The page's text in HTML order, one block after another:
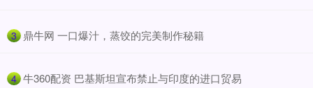
3 ​鼎牛网 一口爆汁，蒸饺的完美制作秘籍
4 ​牛360配资 巴基斯坦宣布禁止与印度的进口贸易